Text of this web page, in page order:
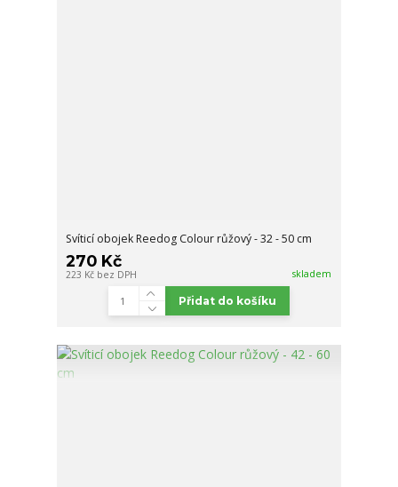
Svíticí obojek Reedog Colour růžový - 32 - 50 cm
270 Kč
223 Kč bez DPH skladem
Přidat do košíku